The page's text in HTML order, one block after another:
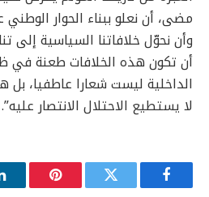
مضى، أن نعلو ببناء الحوار
وأن نحوّل خلافاتنا السياسية
أن تكون هذه الخلافات طعنة في
الداخلية ليست شعارا عاطفيا،
لا يستطيع الاحتلال الانتصار عليه”.
فيسبوك تويتر